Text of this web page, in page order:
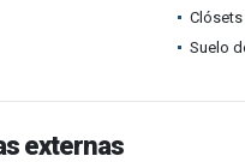
Clósets
Suelo
externas